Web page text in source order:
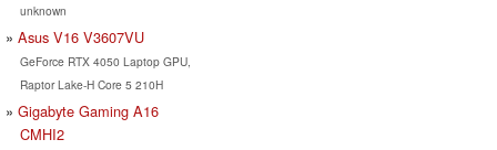
unknown
Asus V16 V3607VU
GeForce RTX 4050 Laptop GPU,
Raptor Lake-H Core 5 210H
Gigabyte Gaming A16
CMHI2